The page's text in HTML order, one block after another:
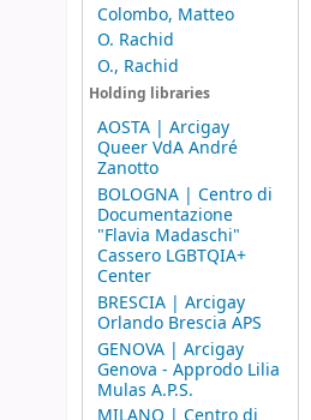
Colombo, Matteo
O. Rachid
O., Rachid
Holding libraries
AOSTA | Arcigay
Queer VdA André
Zanotto
BOLOGNA | Centro di
Documentazione
"Flavia Madaschi"
Cassero LGBTQIA+
Center
BRESCIA | Arcigay
Orlando Brescia APS
GENOVA | Arcigay
Genova - Approdo Lilia
Mulas A.P.S.